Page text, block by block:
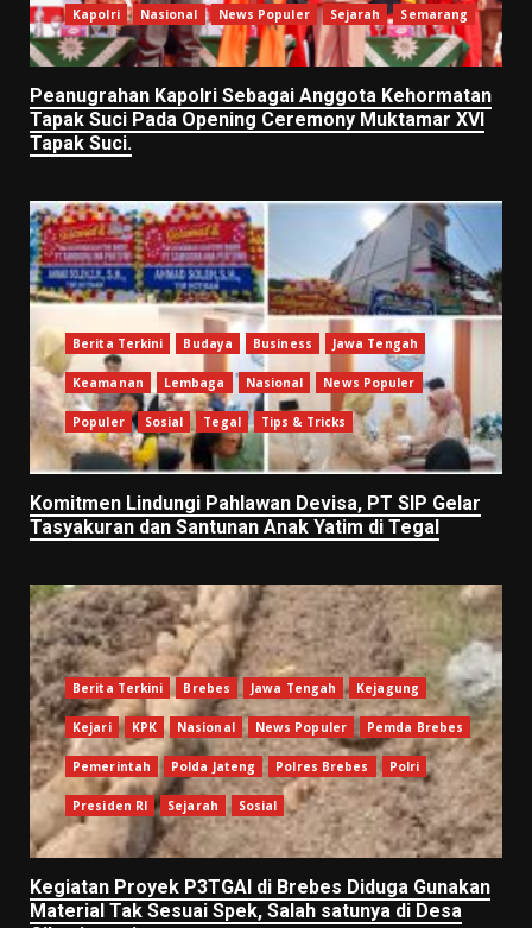
Kapolri Nasional News Populer Sejarah Semarang
Peanugrahan Kapolri Sebagai Anggota Kehormatan
Tapak Suci Pada Opening Ceremony Muktamar XVI
Tapak Suci.
Berita Terkini Budaya Business Jawa Tengah
Keamanan Lembaga Nasional News Populer
Populer Sosial Tegal Tips & Tricks
Komitmen Lindungi Pahlawan Devisa, PT SIP Gelar
Tasyakuran dan Santunan Anak Yatim di Tegal
Berita Terkini Brebes Jawa Tengah Kejagung
Kejari KPK Nasional News Populer Pemda Brebes
Pemerintah Polda Jateng Polres Brebes Polri
Presiden RI Sejarah Sosial
Kegiatan Proyek P3TGAI di Brebes Diduga Gunakan
Material Tak Sesuai Spek, Salah satunya di Desa